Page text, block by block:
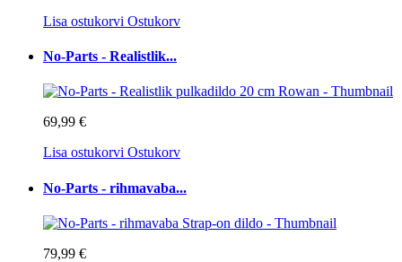
Lisa ostukorvi Ostukorv
No-Parts - Realistlik...
69,99 €
Lisa ostukorvi Ostukorv
No-Parts - rihmavaba...
79,99 €